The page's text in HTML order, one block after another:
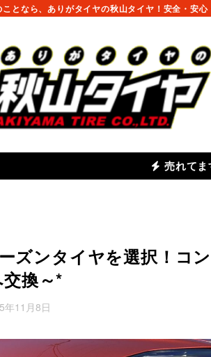
となら、ありがタイヤの秋山タイヤ！安全・安
売れてま
ズンタイヤを選択！コ
換～*
年11月8日